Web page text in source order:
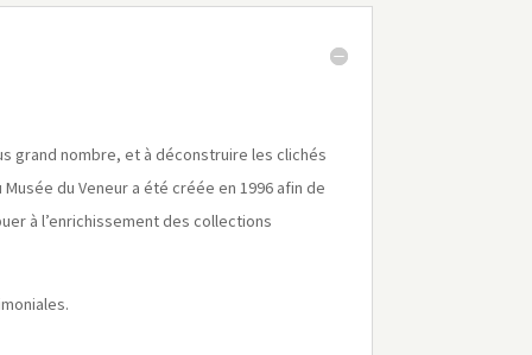
grand nombre, et à déconstruire les clichés
du Veneur a été créée en 1996 afin de
à l’enrichissement des collections